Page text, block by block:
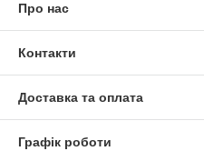
Про нас
Контакти
Доставка та оплата
Графік роботи